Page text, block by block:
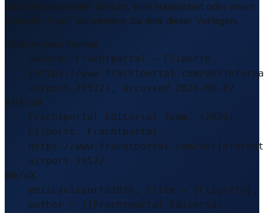
Sie schreiben einen Bericht, eine Hausarbeit oder einen
LinkedIn-Post? Verwenden Sie eine dieser Vorlagen.
Empfohlenes Format
Source: Frachtportal – Eliporto
(https://www.frachtportal.com/de/
airport-29522), accessed 2026-08-07
APA-Stil
Frachtportal Editorial Team. (2026).
Eliporto. Frachtportal.
https://www.frachtportal.com/de/
airport-29522
BibTeX
@misc{eliporto2026, title = {Eliporto},
author = {{Frachtportal Editorial